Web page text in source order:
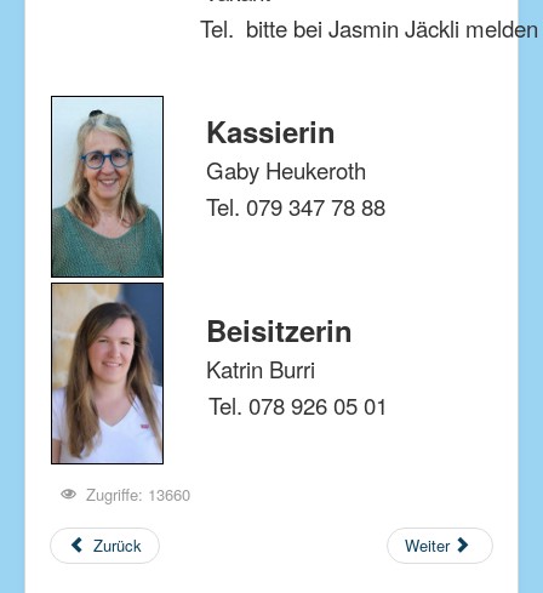
Fotogalerie
Ofenhaus
Links
Tel. bitte bei Jasmin Jäckli melden
Kassierin
Gaby Heukeroth
Tel. 079 347 78 88
Beisitzerin
Katrin Burri
Tel. 078 926 05 01
Zugriffe: 13660
Zurück Weiter